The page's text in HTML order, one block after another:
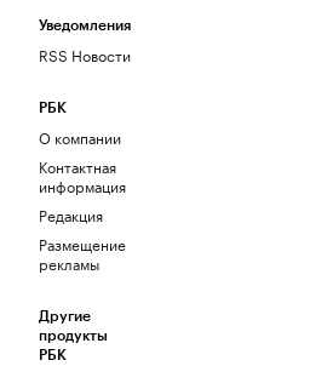
Уведомления
RSS Новости
РБК
О компании
Контактная
информация
Редакция
Размещение
рекламы
Другие
продукты
РБК